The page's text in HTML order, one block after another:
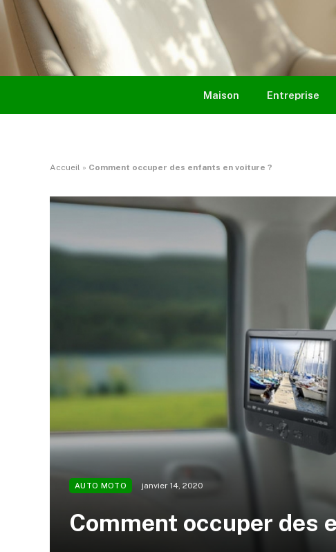
Maison Entreprise
Accueil » Comment occuper des enfants en voiture ?
AUTO MOTO janvier 14, 2020
Comment occuper des